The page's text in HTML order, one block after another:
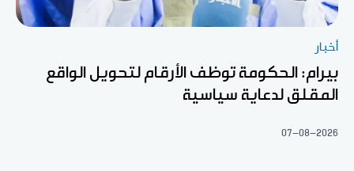
أخبار
بيرام: الحكومة توظف الأرقام لتحويل الواقع
المقلق لدعاية سياسية
07-08-2026